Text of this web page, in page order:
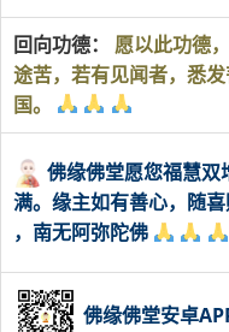
回向功德： 愿以此功德
途苦，若有见闻者，悉
国。
佛缘佛堂愿您福慧双
满。缘主如有善心，随
，南无阿弥陀佛
佛缘佛堂安卓